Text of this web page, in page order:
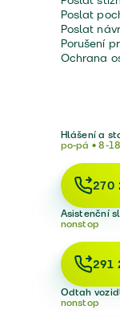
Poslat
Poslat
Porušení
Ochrana
Hlášení a
po-pá • 8-
270
Asistenční
nonstop
291
Odtah
nonstop